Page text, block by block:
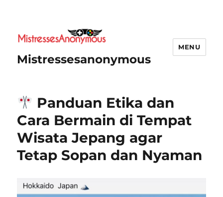
Mistressesanonymous
MENU
Panduan Etika dan
Cara Bermain di Tempat
Wisata Jepang agar
Tetap Sopan dan Nyaman